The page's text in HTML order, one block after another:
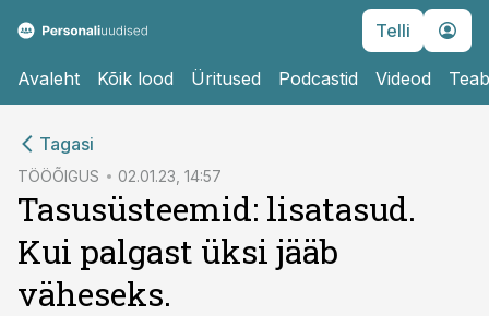
Telli
Avaleht Kõik lood Üritused Podcastid Videod
Tagasi
TÖÖÕIGUS 02.01.23, 14:57
Tasusüsteemid: lisatasud.
Kui palgast üksi jääb
väheseks.